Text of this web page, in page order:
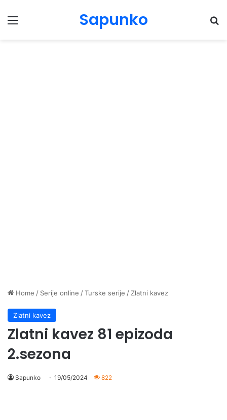
Menu Sapunko
Home / Serije online /Turske serije / Zlatni kavez
Zlatni kavez
Zlatni kavez 81 epizoda
2.sezona
Sapunko 19/05/2024 822